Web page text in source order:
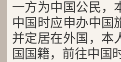
一方为中国公民，
中国时应申办中国
并定居在外国，本
国国籍，前往中国